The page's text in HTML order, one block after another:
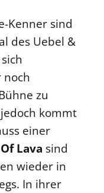
Kenner sind
des Uebel &
noch
zu
kommt
einer
Lava sind
wieder in
In ihrer